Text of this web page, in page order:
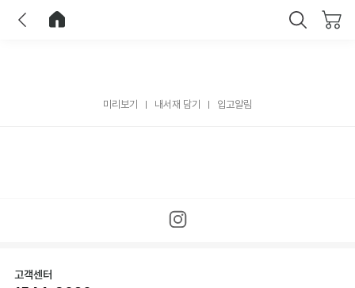
미리보기 내서재 담기 입고알림
고객센터